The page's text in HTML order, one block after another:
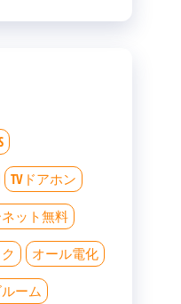
TVドアホン
ット無料
オール電化
ーム